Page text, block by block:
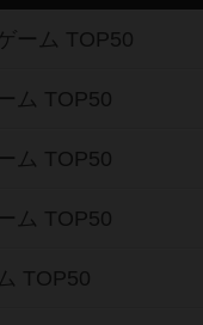
ーム TOP50
ム TOP50
ム TOP50
ム TOP50
TOP50